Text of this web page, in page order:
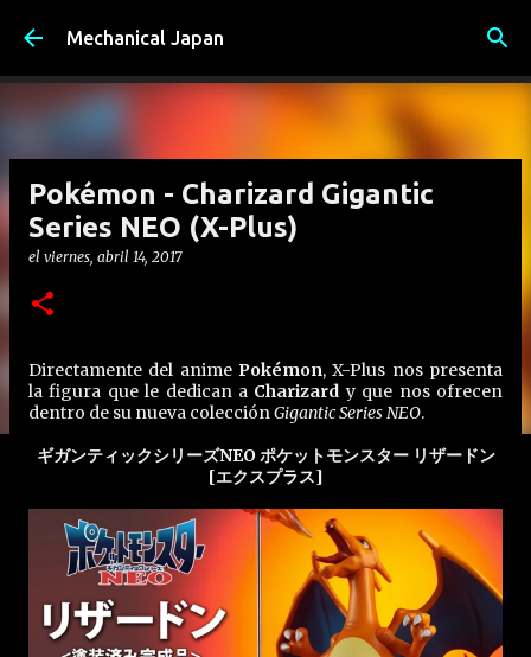
Ir al contenido principal
Mechanical Japan
Pokémon - Charizard Gigantic
Series NEO (X-Plus)
el viernes, abril 14, 2017
Directamente del anime Pokémon, X-Plus nos presenta
la figura que le dedican a Charizardy que nos ofrecen
dentro de su nueva colecciónGigantic Series NEO.
ギガンティックシリーズNEO ポケットモンスター リザードン
[エクスプラス]